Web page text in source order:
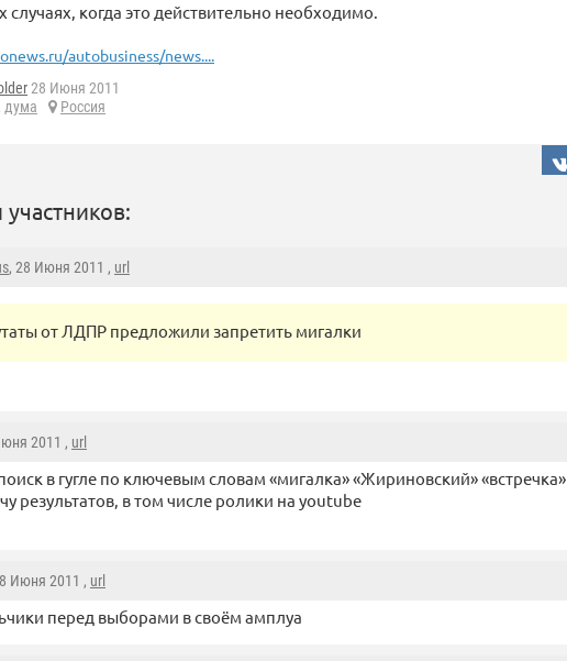
когда это действительно необходимо.
autobusiness/news....
28 Июня 2011
дума
Россия
, 28 Июня 2011 , url
от ЛДПР предложили запретить мигалки
2011 , url
в гугле по ключевым словам «мигалка» «Жириновский» «встречка»
результатов, в том числе ролики на youtube
Июня 2011 , url
перед выборами в своём амплуа